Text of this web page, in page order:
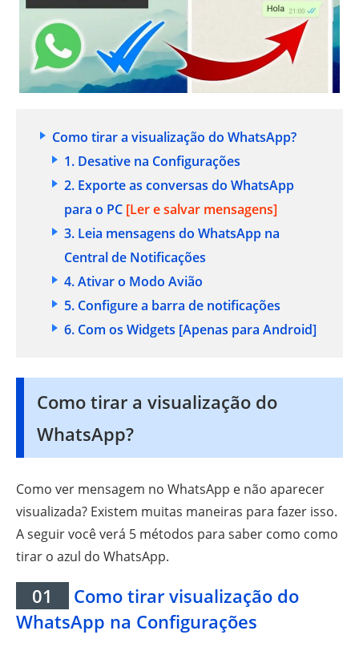
Como tirar a visualização do WhatsApp?
1. Desative na Configurações
2. Exporte as conversas do WhatsApp
para o PC [Ler e salvar mensagens]
3. Leia mensagens do WhatsApp na
Central de Notificações
4. Ativar o Modo Avião
5. Configure a barra de notificações
6. Com os Widgets [Apenas para Android]
Como tirar a visualização do
WhatsApp?
Como ver mensagem no WhatsApp e não aparecer
visualizada? Existem muitas maneiras para fazer isso.
A seguir você verá 5 métodos para saber como como
tirar o azul do WhatsApp.
01
Como tirar visualização do
WhatsApp na Configurações